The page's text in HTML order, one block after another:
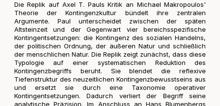
Die Replik auf Axel T. Pauls Kritik an Michael Makropoulos'
Theorie der Kontingenzkultur bündelt ihre zentralen
Argumente. Paul unterscheidet zwischen der späten
Altsteinzeit und der Gegenwart vier bereichsspezifische
Kontingentsetzungen: die Kontingenz des sozialen Handelns,
der politischen Ordnung, der äußeren Natur und schließlich
der menschlichen Natur. Die Replik zeigt zunächst, dass diese
Typologie auf einer systematischen Reduktion des
Kontingenzbegriffs beruht. Sie blendet die reflexive
Tiefenstruktur des neuzeitlichen Kontingenzbewusstseins aus
und ersetzt sie durch eine Taxonomie operativer
Kontingentsetzungen. Dadurch verliert der Begriff seine
analytische Präzision. Im Anschluss an Hans Blumenbergs